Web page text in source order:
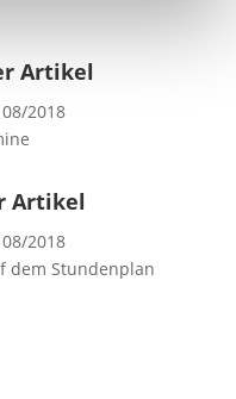
Artikel
2018
Artikel
2018
dem Stundenplan